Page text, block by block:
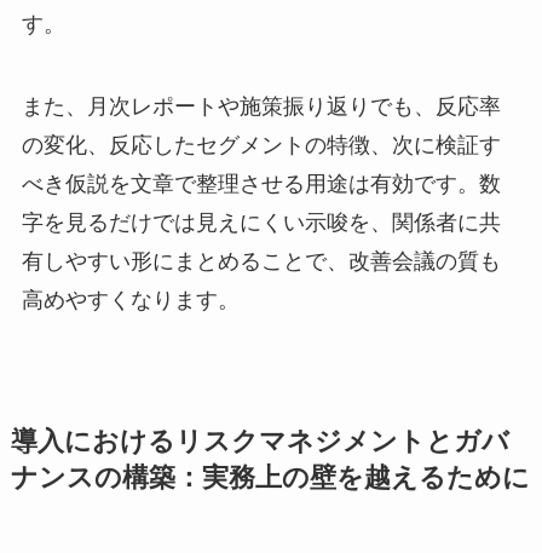
す。
また、月次レポートや施策振り返りでも、反応率
の変化、反応したセグメントの特徴、次に検証す
べき仮説を文章で整理させる用途は有効です。数
字を見るだけでは見えにくい示唆を、関係者に共
有しやすい形にまとめることで、改善会議の質も
高めやすくなります。
導入におけるリスクマネジメントとガバ
ナンスの構築：実務上の壁を越えるために